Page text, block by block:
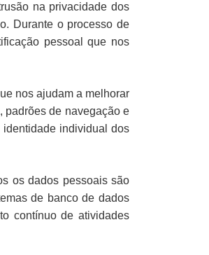
na privacidade dos
Durante o processo de
pessoal que nos
nos ajudam a melhorar
padrões de navegação e
individual dos
os dados pessoais são
de banco de dados
contínuo de atividades